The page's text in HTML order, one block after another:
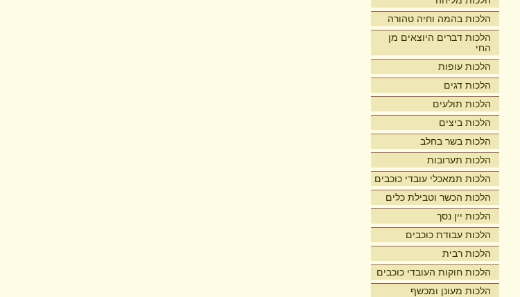
הלכות בהמה וחיה טהורה
הלכות דברים היוצאים מן
החי
הלכות עופות
הלכות דגים
הלכות תולעים
הלכות ביצים
הלכות בשר בחלב
הלכות תערובות
הלכות תמאכלי עובדי כוכבים
הלכות הכשר וטבילת כלים
הלכות יין נסך
הלכות עבודת כוכבים
הלכות רבית
הלכות חוקות העובדי כוכבים
הלכות מעונן ומכשף